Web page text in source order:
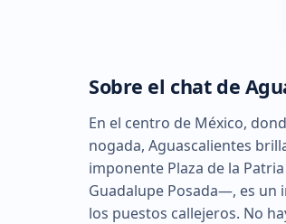
Sobre el chat de
En el centro de México,
nogada, Aguascalientes
imponente Plaza de la
Guadalupe Posada—, es un
los puestos callejeros. No